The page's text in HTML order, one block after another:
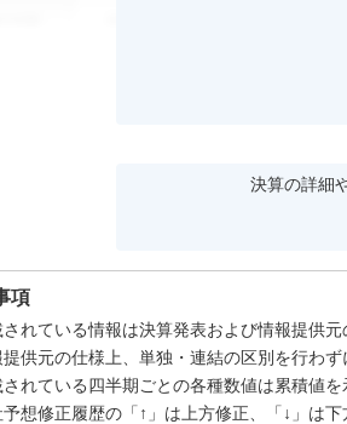
決算の詳細
項
れている情報は決算発表および情報提供
供元の仕様上、単独・連結の区別を行わず
れている四半期ごとの各種数値は累積値を
想修正履歴の「↑」は上方修正、「↓」は